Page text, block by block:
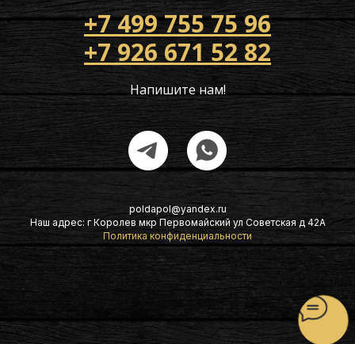
+7 499 755 75 96
+7 926 671 52 82
Напишите нам!
poldapol@yandex.ru
Наш адрес: г Королев мкр Первомайский ул Советская д 42А
Политика конфиденциальности